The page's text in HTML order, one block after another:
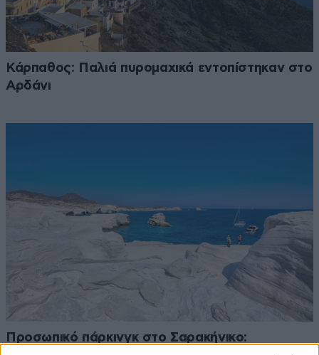
Κάρπαθος: Παλιά πυρομαχικά εντοπίστηκαν στο
Αρδάνι
Προσωπικό πάρκινγκ στο Σαρακήνικο: